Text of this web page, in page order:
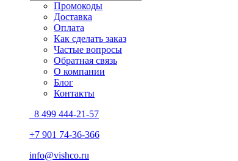
Промокоды
Доставка
Оплата
Как сделать заказ
Частые вопросы
Обратная связь
О компании
Блог
Контакты
8 499 444-21-57
+7 901 74-36-366
info@vishco.ru